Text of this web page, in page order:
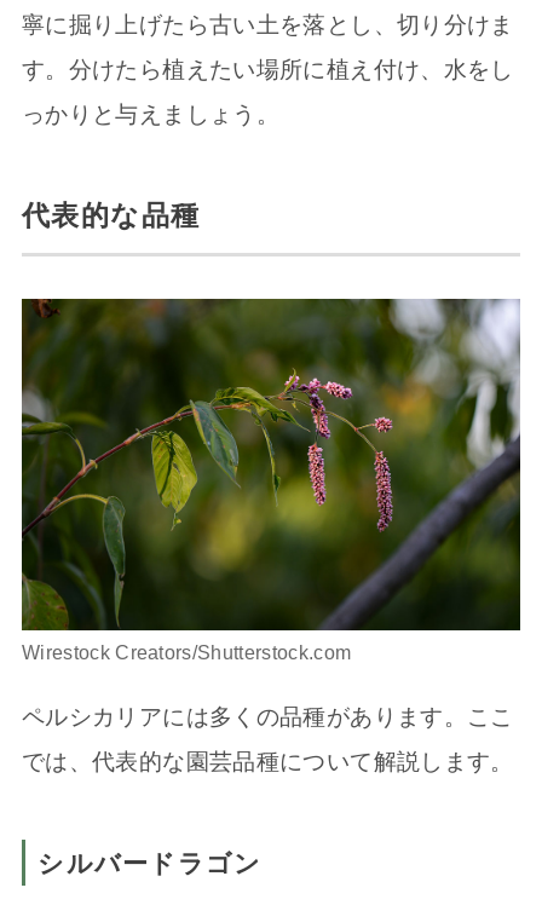
寧に掘り上げたら古い土を落とし、切り分けま
す。分けたら植えたい場所に植え付け、水をし
っかりと与えましょう。
代表的な品種
Wirestock Creators/Shutterstock.com
ペルシカリアには多くの品種があります。ここ
では、代表的な園芸品種について解説します。
シルバードラゴン